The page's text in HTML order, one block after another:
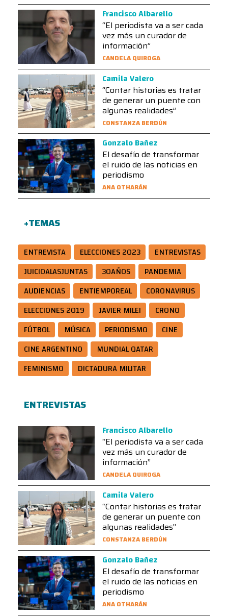
Francisco Albarello
“El periodista va a ser cada
vez más un curador de
información”
CANDELA QUIROGA
Camila Valero
“Contar historias es tratar
de generar un puente con
algunas realidades”
CONSTANZA BERDÚN
Gonzalo Bañez
El desafío de transformar
el ruido de las noticias en
periodismo
ANA OTHARÁN
+TEMAS
ENTREVISTA ELECCIONES 2023
ENTREVISTAS
JUICIOALASJUNTAS
30AÑOS
PANDEMIA
AUDIENCIAS
ENTIEMPOREAL
CORONAVIRUS
ELECCIONES 2019
JAVIER MILEI
CRONO
FÚTBOL
MÚSICA PERIODISMO
CINE
CINE ARGENTINO
MUNDIAL QATAR
FEMINISMO
DICTADURA MILITAR
ENTREVISTAS
Francisco Albarello
“El periodista va a ser cada
vez más un curador de
información”
CANDELA QUIROGA
Camila Valero
“Contar historias es tratar
de generar un puente con
algunas realidades”
CONSTANZA BERDÚN
Gonzalo Bañez
El desafío de transformar
el ruido de las noticias en
periodismo
ANA OTHARÁN